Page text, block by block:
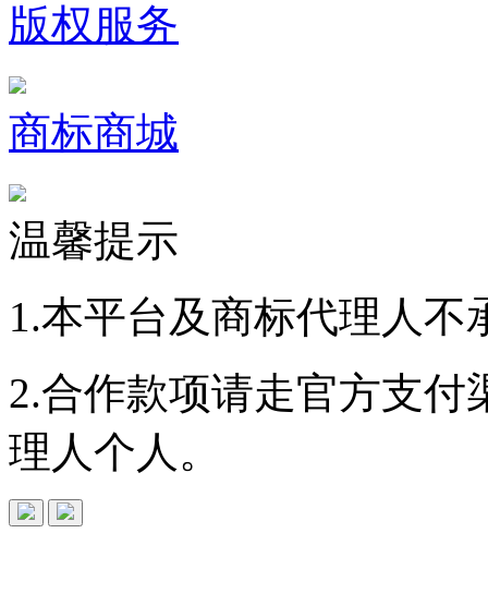
版权服务
商标商城
温馨提示
1.本平台及商标代理人不
2.合作款项请走官方支
理人个人。